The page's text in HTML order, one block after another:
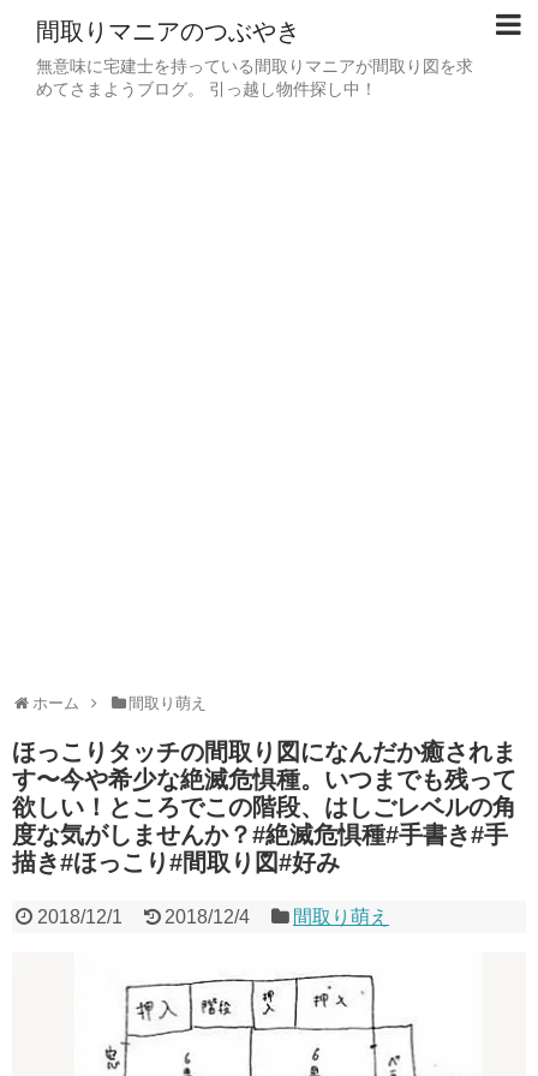
間取りマニアのつぶやき
無意味に宅建士を持っている間取りマニアが間取り図を求
めてさまようブログ。 引っ越し物件探し中！
ホーム 間取り萌え
ほっこりタッチの間取り図になんだか癒されま
す〜今や希少な絶滅危惧種。いつまでも残って
欲しい！ところでこの階段、はしごレベルの角
度な気がしませんか？#絶滅危惧種#手書き#手
描き#ほっこり#間取り図#好み
2018/12/1 2018/12/4 間取り萌え